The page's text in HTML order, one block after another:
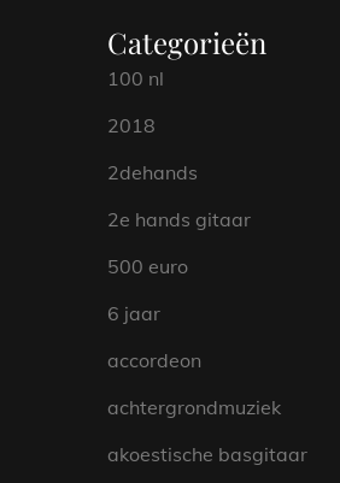
Categorieën
100 nl
2018
2dehands
2e hands gitaar
500 euro
6 jaar
accordeon
achtergrondmuziek
akoestische basgitaar